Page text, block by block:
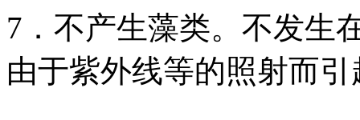
7．不产生藻类。不发生
由于紫外线等的照射而